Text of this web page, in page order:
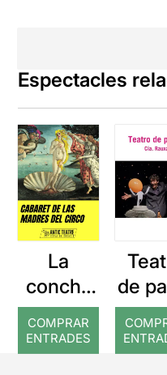
Espectacles
La
concha
de tu
madre
Cabaret
COMPRAR
ENTRADES
de